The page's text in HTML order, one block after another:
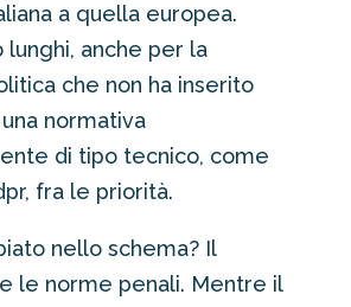
a quella europea.
anche per la
che non ha inserito
normativa
di tipo tecnico, come
fra le priorità.
nello schema? Il
le norme penali. Mentre il